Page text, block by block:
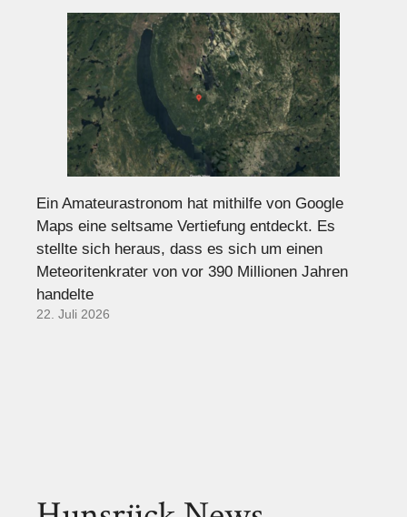
Ein Amateurastronom hat mithilfe von Google
Maps eine seltsame Vertiefung entdeckt. Es
stellte sich heraus, dass es sich um einen
Meteoritenkrater von vor 390 Millionen Jahren
handelte
22. Juli 2026